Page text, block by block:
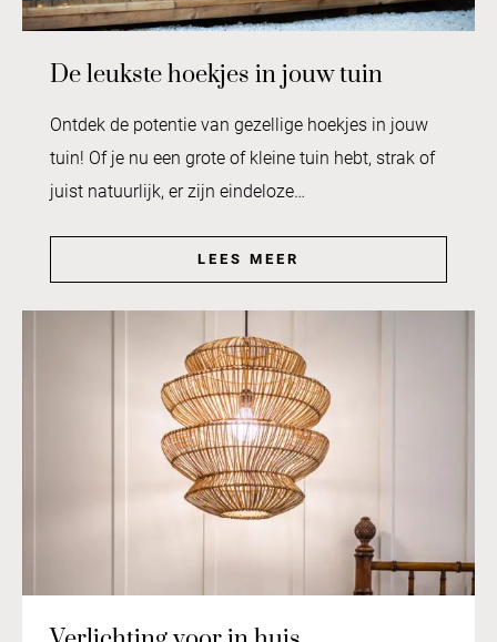
De leukste hoekjes in jouw tuin
Ontdek de potentie van gezellige hoekjes in jouw
tuin! Of je nu een grote of kleine tuin hebt, strak of
juist natuurlijk, er zijn eindeloze…
LEES MEER